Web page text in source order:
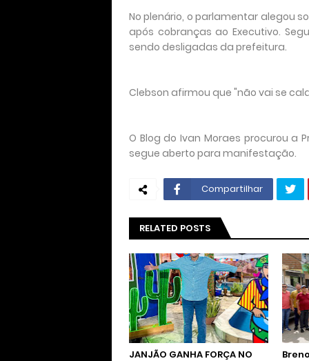
No plenário, o parlamentar alegou
após cobranças ao Executivo.
sendo desligadas da prefeitura.
Clebson afirmou que "não vai se
O Blog do Ivan Moraes procurou a
segue aberto para manifestação.
Compartilhar
RELATED POSTS
JANJÃO GANHA FORÇA NO